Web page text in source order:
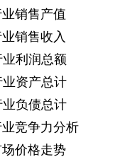
销售产值
销售收入
利润总额
资产总计
负债总计
竞争力分析
价格走势